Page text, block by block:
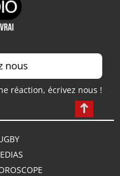
nous
réaction, écrivez nous !